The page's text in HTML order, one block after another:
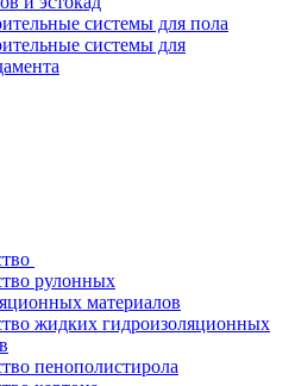
системы для пола
системы для
рулонных
материалов
жидких гидроизоляционных
пенополистирола